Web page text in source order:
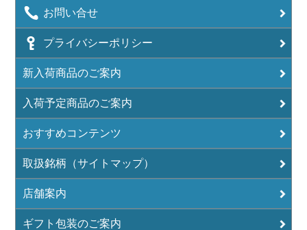
お問い合せ
プライバシーポリシー
新入荷商品のご案内
入荷予定商品のご案内
おすすめコンテンツ
取扱銘柄（サイトマップ）
店舗案内
ギフト包装のご案内